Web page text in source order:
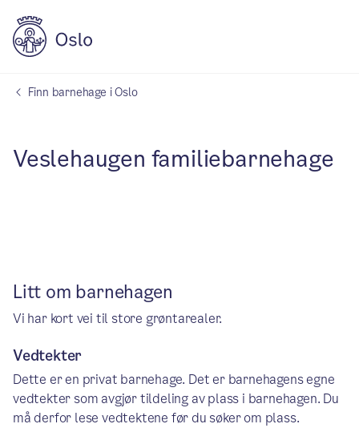
Finn barnehage i Oslo
Veslehaugen familiebarnehage
Litt om barnehagen
Vi har kort vei til store grøntarealer.
Vedtekter
Dette er en privat barnehage. Det er barnehagens egne
vedtekter som avgjør tildeling av plass i barnehagen. Du
må derfor lese vedtektene før du søker om plass.